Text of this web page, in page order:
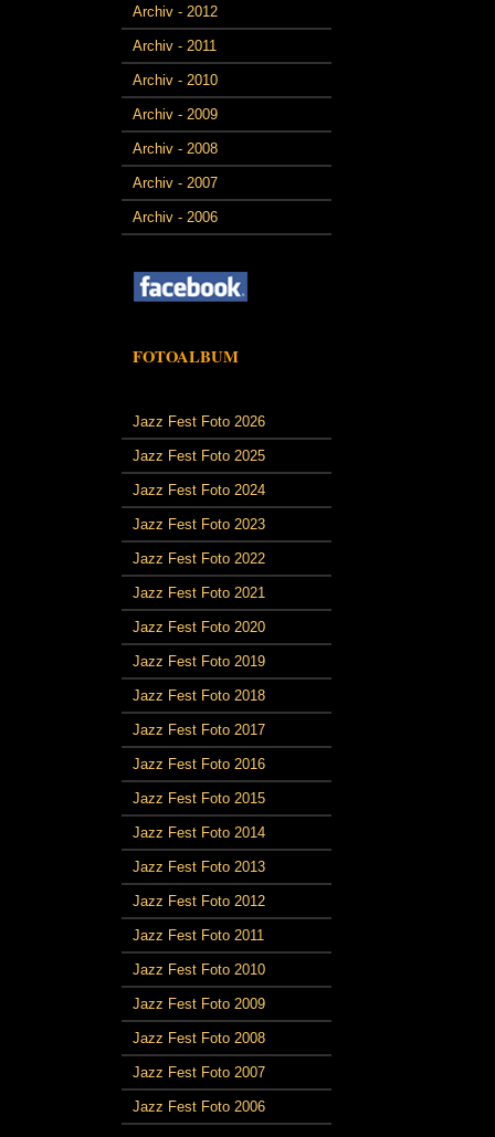
Archiv - 2012
Archiv - 2011
Archiv - 2010
Archiv - 2009
Archiv - 2008
Archiv - 2007
Archiv - 2006
FOTOALBUM
Jazz Fest Foto 2026
Jazz Fest Foto 2025
Jazz Fest Foto 2024
Jazz Fest Foto 2023
Jazz Fest Foto 2022
Jazz Fest Foto 2021
Jazz Fest Foto 2020
Jazz Fest Foto 2019
Jazz Fest Foto 2018
Jazz Fest Foto 2017
Jazz Fest Foto 2016
Jazz Fest Foto 2015
Jazz Fest Foto 2014
Jazz Fest Foto 2013
Jazz Fest Foto 2012
Jazz Fest Foto 2011
Jazz Fest Foto 2010
Jazz Fest Foto 2009
Jazz Fest Foto 2008
Jazz Fest Foto 2007
Jazz Fest Foto 2006